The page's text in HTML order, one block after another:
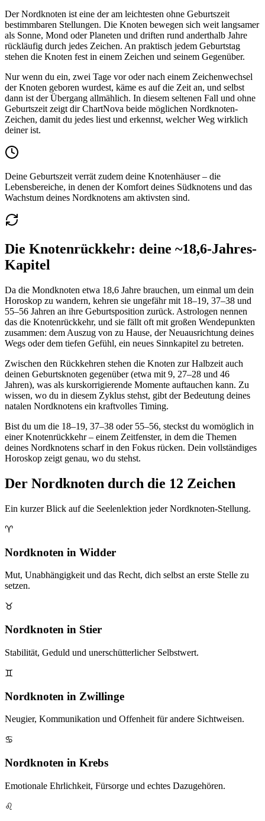
Der Nordknoten ist eine der am leichtesten ohne Geburtszeit
bestimmbaren Stellungen. Die Knoten bewegen sich weit langsamer
als Sonne, Mond oder Planeten und driften rund anderthalb Jahre
rückläufig durch jedes Zeichen. An praktisch jedem Geburtstag
stehen die Knoten fest in einem Zeichen und seinem Gegenüber.
Nur wenn du ein, zwei Tage vor oder nach einem Zeichenwechsel
der Knoten geboren wurdest, käme es auf die Zeit an, und selbst
dann ist der Übergang allmählich. In diesem seltenen Fall und ohne
Geburtszeit zeigt dir ChartNova beide möglichen Nordknoten-
Zeichen, damit du jedes liest und erkennst, welcher Weg wirklich
deiner ist.
Deine Geburtszeit verrät zudem deine Knotenhäuser – die
Lebensbereiche, in denen der Komfort deines Südknotens und das
Wachstum deines Nordknotens am aktivsten sind.
Die Knotenrückkehr: deine ~18,6-Jahres-
Kapitel
Da die Mondknoten etwa 18,6 Jahre brauchen, um einmal um dein
Horoskop zu wandern, kehren sie ungefähr mit 18–19, 37–38 und
55–56 Jahren an ihre Geburtsposition zurück. Astrologen nennen
das die Knotenrückkehr, und sie fällt oft mit großen Wendepunkten
zusammen: dem Auszug von zu Hause, der Neuausrichtung deines
Wegs oder dem tiefen Gefühl, ein neues Sinnkapitel zu betreten.
Zwischen den Rückkehren stehen die Knoten zur Halbzeit auch
deinen Geburtsknoten gegenüber (etwa mit 9, 27–28 und 46
Jahren), was als kurskorrigierende Momente auftauchen kann. Zu
wissen, wo du in diesem Zyklus stehst, gibt der Bedeutung deines
natalen Nordknotens ein kraftvolles Timing.
Bist du um die 18–19, 37–38 oder 55–56, steckst du womöglich in
einer Knotenrückkehr – einem Zeitfenster, in dem die Themen
deines Nordknotens scharf in den Fokus rücken. Dein vollständiges
Horoskop zeigt genau, wo du stehst.
Der Nordknoten durch die 12 Zeichen
Ein kurzer Blick auf die Seelenlektion jeder Nordknoten-Stellung.
♈
Nordknoten in Widder
Mut, Unabhängigkeit und das Recht, dich selbst an erste Stelle zu
setzen.
♉
Nordknoten in Stier
Stabilität, Geduld und unerschütterlicher Selbstwert.
♊
Nordknoten in Zwillinge
Neugier, Kommunikation und Offenheit für andere Sichtweisen.
♋
Nordknoten in Krebs
Emotionale Ehrlichkeit, Fürsorge und echtes Dazugehören.
♌